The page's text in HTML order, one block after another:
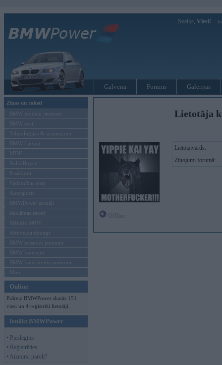
Sveiks, Viesi!
Galvenā Forums Galerijas
Ziņas un raksti
BMW modeļu jaunumi
BMW testi
Tehnoloģijas & sasniegumi
BMW Latvijā
MINI
Rolls-Royce
Pasākumi
Vadāmības tests
Autosports
BMWPower aktuāli
Reklāmas raksti
Mēneša BMW
Sērijveida tūnings
BMW pasaules jaunumi
BMW koncepti
BMW konkurentu jaunumi
Moto
Online
Pašreiz BMWPower skatās 151
viesi un 4 reģistrēti lietotāji.
Ienākt BMWPower
• Pieslēgties
• Reģistrēties
• Aizmirsi paroli?
Lietotāja
Lietotājvārds:
Ziņojumi forumā: